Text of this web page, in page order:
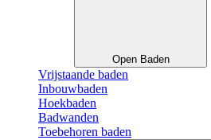
Open Baden
Vrijstaande baden
Inbouwbaden
Hoekbaden
Badwanden
Toebehoren baden